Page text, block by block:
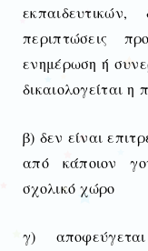
περιπτώσεις
ενημέρωση ή
δικαιολογείται
β) δεν είναι
από κάποιον
σχολικό χώρο
γ)